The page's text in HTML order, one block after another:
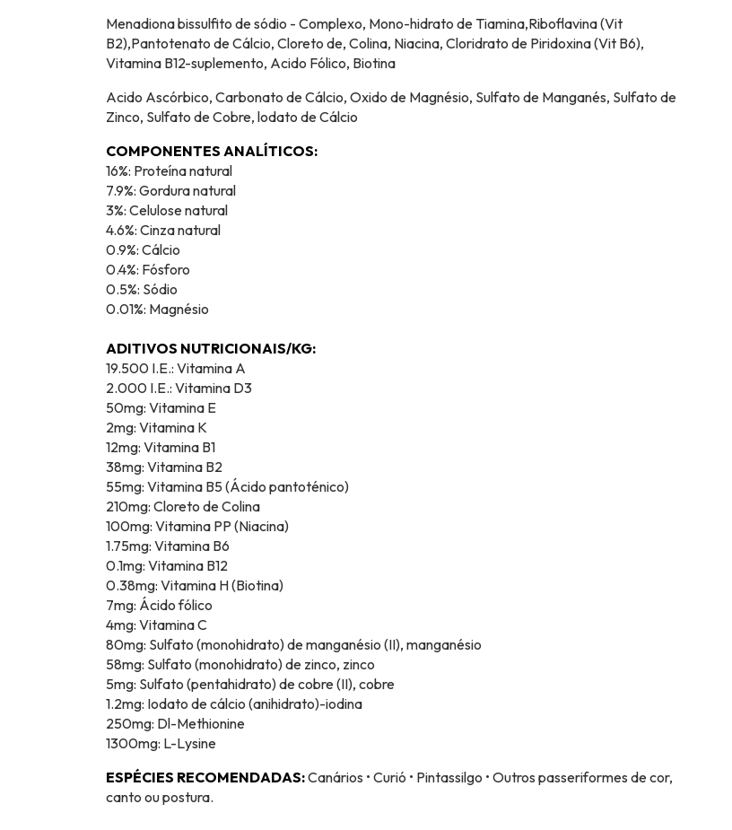
Menadiona bissulfito de sódio - Complexo, Mono-hidrato de Tiamina,Riboflavina (Vit
B2),Pantotenato de Cálcio, Cloreto de, Colina, Niacina, Cloridrato de Piridoxina (Vit B6),
Vitamina B12-suplemento, Acido Fólico, Biotina
Acido Ascórbico, Carbonato de Cálcio, Oxido de Magnésio, Sulfato de Manganés, Sulfato de
Zinco, Sulfato de Cobre, lodato de Cálcio
COMPONENTES ANALÍTICOS:
16%: Proteína natural
7.9%: Gordura natural
3%: Celulose natural
4.6%: Cinza natural
0.9%: Cálcio
0.4%: Fósforo
0.5%: Sódio
0.01%: Magnésio
ADITIVOS NUTRICIONAIS/KG:
19.500 I.E.: Vitamina A
2.000 I.E.: Vitamina D3
50mg: Vitamina E
2mg: Vitamina K
12mg: Vitamina B1
38mg: Vitamina B2
55mg: Vitamina B5 (Ácido pantoténico)
210mg: Cloreto de Colina
100mg: Vitamina PP (Niacina)
1.75mg: Vitamina B6
0.1mg: Vitamina B12
0.38mg: Vitamina H (Biotina)
7mg: Ácido fólico
4mg: Vitamina C
80mg: Sulfato (monohidrato) de manganésio (II), manganésio
58mg: Sulfato (monohidrato) de zinco, zinco
5mg: Sulfato (pentahidrato) de cobre (II), cobre
1.2mg: Iodato de cálcio (anihidrato)-iodina
250mg: Dl-Methionine
1300mg: L-Lysine
ESPÉCIES RECOMENDADAS:Canários • Curió • Pintassilgo • Outros passeriformes de cor,
canto ou postura.